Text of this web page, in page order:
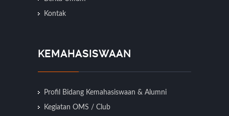
Kontak
KEMAHASISWAAN
Profil Bidang Kemahasiswaan & Alumni
Kegiatan OMS / Club